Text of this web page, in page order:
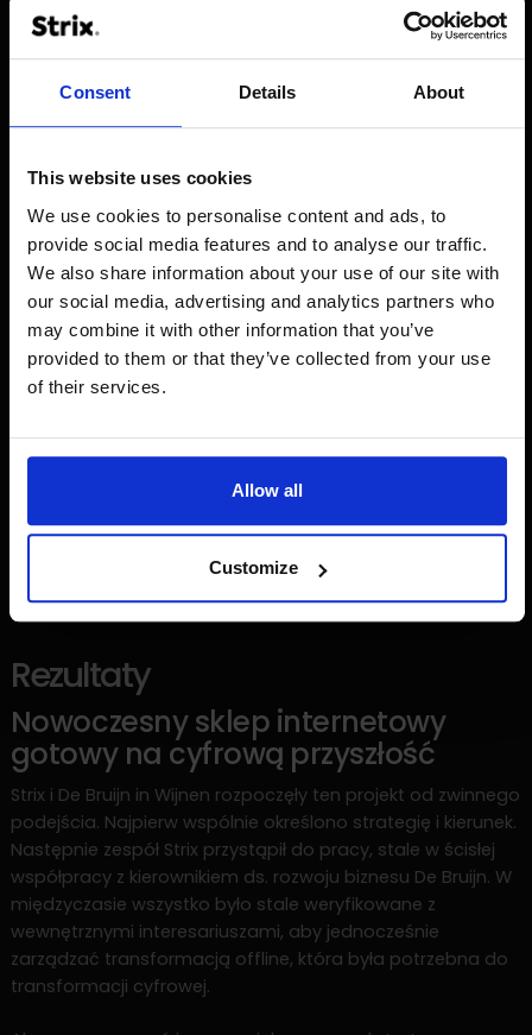
Consent Details About
This website uses cookies
We use cookies to personalise content and ads, to
provide social media features and to analyse our traffic.
We also share information about your use of our site with
our social media, advertising and analytics partners who
may combine it with other information that you’ve
provided to them or that they’ve collected from your use
of their services.
Allow all
Customize
wina, które nie zostały jeszcze wyprodukowane lub wciąż
dojrzewają.
Oprócz wyników platformy internetowej, wiele zmieniło się
w organizacji. Na przykład wszyscy byli zaangażowani w
na korzyść platformy online doprowadziły również do
zmian offline w firmie. Od przetwarzania zamówień i
dystrybucji po zapewnienie jakości danych i przetwarzania
w systemie ERP. Dzięki włączeniu wszystkich osób online i
offline w transformację, nastąpiła poważna zmiana - teraz
firma jest gotowa na przyszłość zarówno offline, jak i
online.
Rezultaty
Nowoczesny sklep internetowy
gotowy na cyfrową przyszłość
Strix i De Bruijn in Wijnen rozpoczęły ten projekt od zwinnego
podejścia. Najpierw wspólnie określono strategię i kierunek.
Następnie zespół Strix przystąpił do pracy, stale w ścisłej
współpracy z kierownikiem ds. rozwoju biznesu De Bruijn. W
międzyczasie wszystko było stale weryfikowane z
wewnętrznymi interesariuszami, aby jednocześnie
zarządzać transformacją offline, która była potrzebna do
transformacji cyfrowej.